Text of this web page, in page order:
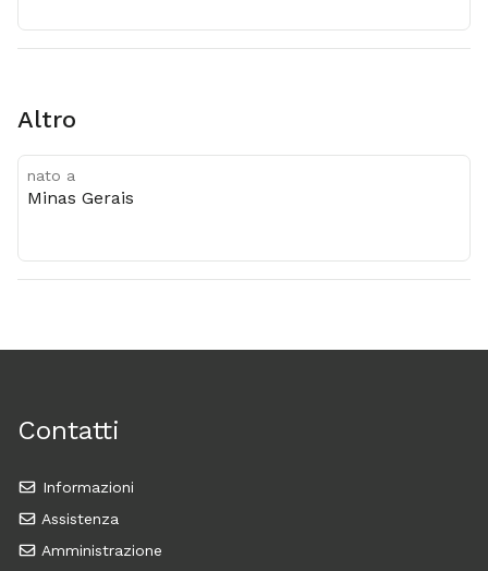
altro
nato a
Minas Gerais
Contatti
Informazioni
Assistenza
Amministrazione